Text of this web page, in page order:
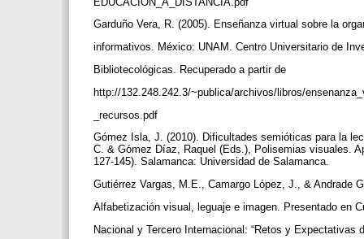
Garduño Vera, R. (2005). Enseñanza virtual sobre la
informativos. México: UNAM. Centro Universitario de
Bibliotecológicas. Recuperado a partir de
http://132.248.242.3/~publica/archivos/libros/
_recursos.pdf
Gómez Isla, J. (2010). Dificultades semióticas para la
C. & Gómez Díaz, Raquel (Eds.), Polisemias visuales.
127-145). Salamanca: Universidad de Salamanca.
Gutiérrez Vargas, M.E., Camargo López, J., & Andrade
Alfabetización visual, leguaje e imagen. Presentado en
Nacional y Tercero Internacional: “Retos y Expectativas